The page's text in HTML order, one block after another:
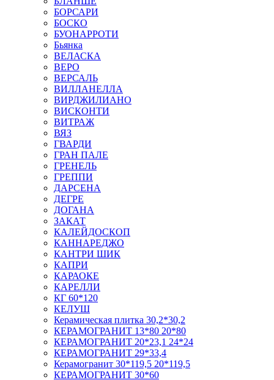
БОРСАРИ
БОСКО
БУОНАРРОТИ
Бьянка
ВЕЛАСКА
ВЕРО
ВЕРСАЛЬ
ВИЛЛАНЕЛЛА
ВИРДЖИЛИАНО
ВИСКОНТИ
ВИТРАЖ
ВЯЗ
ГВАРДИ
ГРАН ПАЛЕ
ГРЕНЕЛЬ
ГРЕППИ
ДАРСЕНА
ДЕГРЕ
ДОГАНА
ЗАКАТ
КАЛЕЙДОСКОП
КАННАРЕДЖО
КАНТРИ ШИК
КАПРИ
КАРАОКЕ
КАРЕЛЛИ
КГ 60*120
КЕЛУШ
Керамическая плитка 30,2*30,2
КЕРАМОГРАНИТ 13*80 20*80
КЕРАМОГРАНИТ 20*23,1 24*24
КЕРАМОГРАНИТ 29*33,4
Керамогранит 30*119,5 20*119,5
КЕРАМОГРАНИТ 30*60